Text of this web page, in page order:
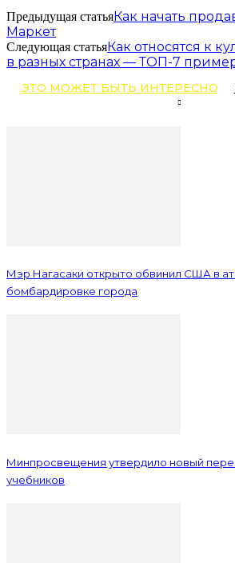
Предыдущая статьяКак начать
Маркет
Следующая статьяКак относятся к
в разных странах — ТОП-7
ЭТО МОЖЕТ БЫТЬ ИНТЕРЕСНО
Мэр Нагасаки открыто обвинил США в
бомбардировке города
Минпросвещения утвердило новый
учебников